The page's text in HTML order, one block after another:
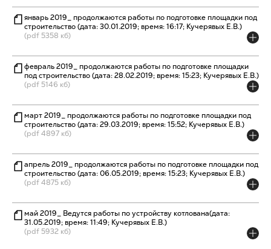
январь 2019_ продолжаются работы по подготовке площадки под
строительство (дата: 30.01.2019; время: 16:17; Кучерявых Е.В.)
(pdf 5358 кб)
февраль 2019_ продолжаются работы по подготовке площадки
под строительство (дата: 28.02.2019; время: 15:23; Кучерявых Е.В.)
(pdf 5146 кб)
март 2019_ продолжаются работы по подготовке площадки под
строительство (дата: 29.03.2019; время: 15:52; Кучерявых Е.В.)
(pdf 4897 кб)
апрель 2019_ продолжаются работы по подготовке площадки под
строительство (дата: 06.05.2019; время: 15:23; Кучерявых Е.В.)
(pdf 4875 кб)
май 2019_ Ведутся работы по устройству котлована(дата:
31.05.2019; время: 11:49; Кучерявых Е.В.)
(pdf 5932 кб)